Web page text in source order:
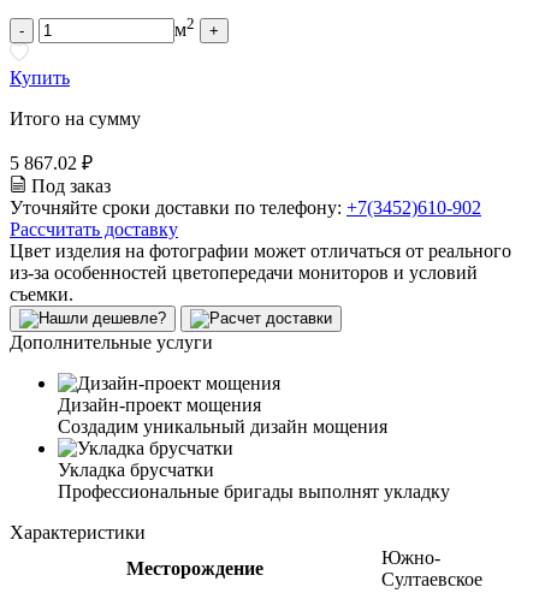
- м2 +
Купить
Итого на сумму
5 867.02 ₽
Под заказ
Уточняйте сроки доставки по телефону: +7(3452)610-902
Рассчитать доставку
Цвет изделия на фотографии может отличаться от реального
из-за особенностей цветопередачи мониторов и условий
съемки.
Дополнительные услуги
Дизайн-проект мощения
Создадим уникальный дизайн мощения
Укладка брусчатки
Профессиональные бригады выполнят укладку
Характеристики
Месторождение
Южно-
Султаевское